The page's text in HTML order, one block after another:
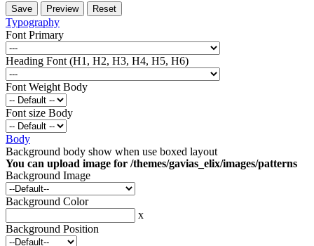
Typography
Font Primary
Heading Font (H1, H2, H3, H4, H5, H6)
Font Weight Body
Font size Body
Body
Background body show when use boxed layout
You can upload image for /themes/gavias_elix/images/patterns
Background Image
Background Color
x
Background Position